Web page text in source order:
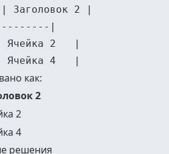
Заголовок 2 |
|
Ячейка 2   |
как:
2
2
4
решения